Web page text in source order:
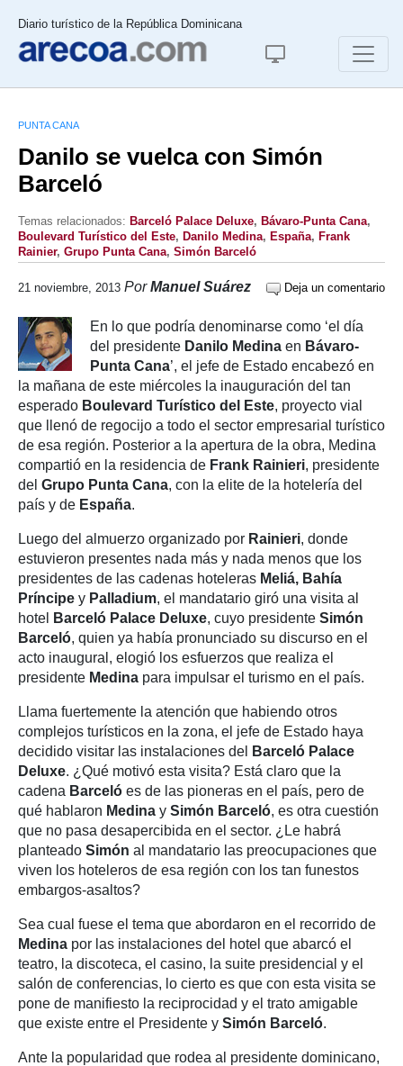
Diario turístico de la República Dominicana
PUNTA CANA
Danilo se vuelca con Simón
Barceló
Temas relacionados: Barceló Palace Deluxe, Bávaro-Punta Cana,
Boulevard Turístico del Este, Danilo Medina, España, Frank
Rainier, Grupo Punta Cana, Simón Barceló
21 noviembre, 2013 PorManuel Suárez Deja un comentario
En lo que podría denominarse como ‘el día
del presidente Danilo Medina en Bávaro-
Punta Cana’, el jefe de Estado encabezó en
la mañana de este miércoles la inauguración del tan
esperado Boulevard Turístico del Este, proyecto vial
que llenó de regocijo a todo el sector empresarial turístico
de esa región. Posterior a la apertura de la obra, Medina
compartió en la residencia de Frank Rainieri, presidente
del Grupo Punta Cana, con la elite de la hotelería del
país y de España.
Luego del almuerzo organizado por Rainieri, donde
estuvieron presentes nada más y nada menos que los
presidentes de las cadenas hoteleras Meliá, Bahía
Príncipe y Palladium, el mandatario giró una visita al
hotel
Barceló Palace Deluxe, cuyo presidente Simón
Barceló, quien ya había pronunciado su discurso en el
acto inaugural, elogió los esfuerzos que realiza el
presidente Medina para impulsar el turismo en el país.
Llama fuertemente la atención que habiendo otros
complejos turísticos en la zona, el jefe de Estado haya
decidido visitar las instalaciones del
Barceló Palace
Deluxe. ¿Qué motivó esta visita? Está claro que la
cadena Barceló es de las pioneras en el país, pero de
qué hablaron Medina y Simón Barceló, es otra cuestión
que no pasa desapercibida en el sector. ¿Le habrá
planteado Simón al mandatario las preocupaciones que
viven los hoteleros de esa región con los tan funestos
embargos-asaltos?
Sea cual fuese el tema que abordaron en el recorrido de
Medina por las instalaciones del hotel que abarcó el
teatro, la discoteca, el casino, la suite presidencial y el
salón de conferencias, lo cierto es que con esta visita se
pone de manifiesto la reciprocidad y el trato amigable
que existe entre el Presidente y Simón Barceló.
Ante la popularidad que rodea al presidente dominicano,